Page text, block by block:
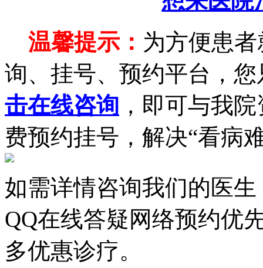
温馨提示： 为方便患
询、挂号、预约平台，
击在线咨询 ，即可与我
费预约挂号，解决“看病
如需详情咨询我们的医生
QQ在线答疑网络预约优
多优惠诊疗。